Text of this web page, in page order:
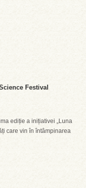
Festival
ediție a inițiativei „Luna
care vin în întâmpinarea